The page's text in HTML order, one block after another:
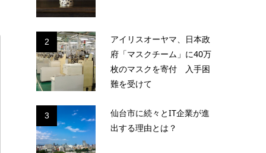
2
アイリスオーヤマ、日本政
府「マスクチーム」に40万
枚のマスクを寄付 入手困
難を受けて
3
仙台市に続々とIT企業が進
出する理由とは？